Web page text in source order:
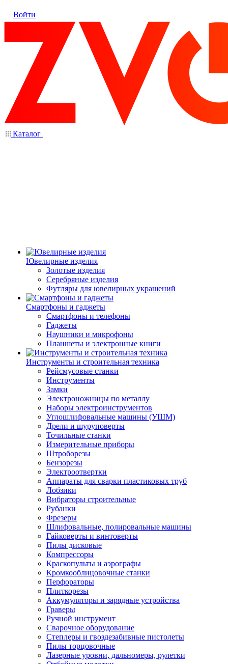
Войти
Каталог
Ювелирные изделия
Золотые изделия
Серебряные изделия
Футляры для ювелирных украшений
Смартфоны и гаджеты
Смартфоны и телефоны
Гаджеты
Наушники и микрофоны
Планшеты и электронные книги
Инструменты и строительная техника
Рейсмусовые станки
Инструменты
Замки
Электроножницы по металлу
Наборы электроинструментов
Углошлифовальные машины (УШМ)
Дрели и шуруповерты
Точильные станки
Измерительные приборы
Штроборезы
Бензорезы
Электроотвертки
Аппараты для сварки пластиковых труб
Лобзики
Вибраторы строительные
Рубанки
Фрезеры
Шлифовальные, полировальные машины
Гайковерты и винтоверты
Пилы дисковые
Компрессоры
Краскопульты и аэрографы
Кромкооблицовочные станки
Перфораторы
Плиткорезы
Аккумуляторы и зарядные устройства
Граверы
Ручной инструмент
Сварочное оборудование
Степлеры и гвоздезабивные пистолеты
Пилы торцовочные
Лазерные уровни, дальномеры, рулетки